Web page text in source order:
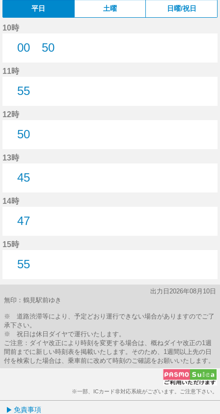
平日 土曜 日曜/祝日
10時
00
50
11時
55
12時
50
13時
45
14時
47
15時
55
出力日2026年08月10日
無印：鶴見駅前ゆき
※ 道路渋滞等により、予定どおり運行できない場合がありますのでご了
承下さい。
※ 祝日は休日ダイヤで運行いたします。
ご注意：ダイヤ改正により時刻を変更する場合は、概ねダイヤ改正の1週
間前までに新しい時刻表を掲載いたします。そのため、1週間以上先の日
付を検索した場合は、乗車前に改めて時刻のご確認をお願いいたします。
※一部、ICカード非対応系統がございます。ご注意下さい。
免責事項